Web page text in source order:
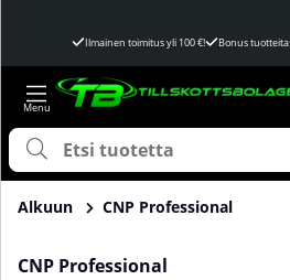
Ilmainen toimitus yli 100 €! Bonus tuotteita
Alkuun CNP Professional
CNP Professional